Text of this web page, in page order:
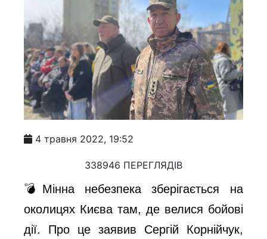
4 травня 2022, 19:52
338946 ПЕРЕГЛЯДІВ
💣Мінна небезпека зберігається на
околицях Києва там, де велися бойові
дії. Про це заявив Сергій Корнійчук,